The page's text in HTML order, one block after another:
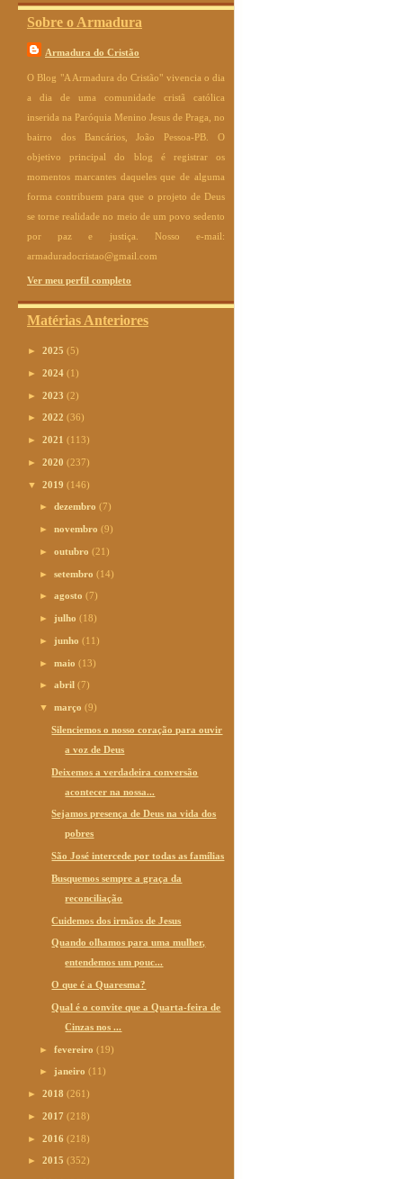
Sobre o Armadura
Armadura do Cristão
O Blog "A Armadura do Cristão" vivencia o dia
a dia de uma comunidade cristã católica
inserida na Paróquia Menino Jesus de Praga, no
bairro dos Bancários, João Pessoa-PB. O
objetivo principal do blog é registrar os
momentos marcantes daqueles que de alguma
forma contribuem para que o projeto de Deus
se torne realidade no meio de um povo sedento
por paz e justiça. Nosso e-mail:
armaduradocristao@gmail.com
Ver meu perfil completo
Matérias Anteriores
► 2025 (5)
► 2024 (1)
► 2023 (2)
► 2022 (36)
► 2021 (113)
► 2020 (237)
▼ 2019 (146)
►dezembro(7)
►novembro(9)
►outubro(21)
►setembro(14)
►agosto(7)
► julho(18)
► junho(11)
►maio(13)
►abril(7)
▼março(9)
Silenciemos o nosso coração para ouvir
a voz de Deus
Deixemos a verdadeira conversão
acontecer na nossa...
Sejamos presença de Deus na vida dos
pobres
São José intercede por todas as famílias
Busquemos sempre a graça da
reconciliação
Cuidemos dos irmãos de Jesus
Quando olhamos para uma mulher,
entendemos um pouc...
O que é a Quaresma?
Qual é o convite que a Quarta-feira de
Cinzas nos ...
►fevereiro(19)
► janeiro(11)
► 2018 (261)
► 2017 (218)
► 2016 (218)
► 2015 (352)